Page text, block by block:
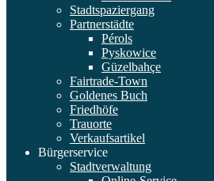
Stadtspaziergang
Partnerstädte
Pérols
Pyskowice
Güzelbahçe
Fairtrade-Town
Goldenes Buch
Friedhöfe
Trauorte
Verkaufsartikel
Bürgerservice
Stadtverwaltung